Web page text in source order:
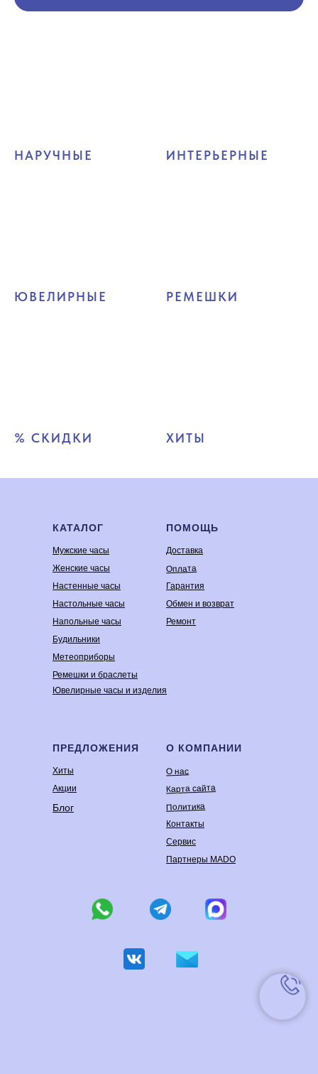
НАРУЧНЫЕ ИНТЕРЬЕРНЫЕ
ЮВЕЛИРНЫЕ РЕМЕШКИ
% СКИДКИ ХИТЫ
КАТАЛОГ
Мужские часы
Женские часы
Настенные часы
Настольные часы
Напольные часы
Будильники
Метеоприборы
Ремешки и браслеты
Ювелирные часы и изделия
ПРЕДЛОЖЕНИЯ
Хиты
Акции
Блог
ПОМОЩЬ
Доставка
Оплата
Гарантия
Обмен и возврат
Ремонт
О КОМПАНИИ
О нас
Карта сайта
Политика
Контакты
Сервис
Партнеры MADO